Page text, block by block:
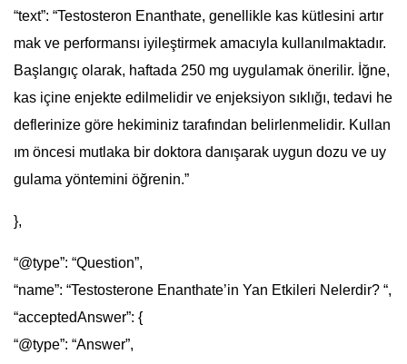
“text”: “Testosteron Enanthate, genellikle kas kütlesini artır
mak ve performansı iyileştirmek amacıyla kullanılmaktadır.
Başlangıç olarak, haftada 250 mg uygulamak önerilir. İğne,
kas içine enjekte edilmelidir ve enjeksiyon sıklığı, tedavi he
deflerinize göre hekiminiz tarafından belirlenmelidir. Kullan
ım öncesi mutlaka bir doktora danışarak uygun dozu ve uy
gulama yöntemini öğrenin.”
},
“@type”: “Question”,
“name”: “Testosterone Enanthate’in Yan Etkileri Nelerdir? “,
“acceptedAnswer”: {
“@type”: “Answer”,